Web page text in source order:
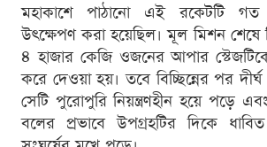
মহাকাশে পাঠানো এই রকেটটি
উৎক্ষেপণ করা হয়েছিল। মূল মিশন শেষে
৪ হাজার কেজি ওজনের আপার স্টেজটিকে
করে দেওয়া হয়। তবে বিচ্ছিন্নের পর
সেটি পুরোপুরি নিয়ন্ত্রণহীন হয়ে পড়ে
বলের প্রভাবে উপগ্রহটির দিকে